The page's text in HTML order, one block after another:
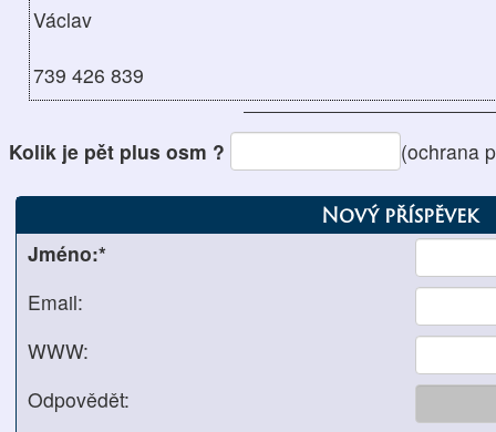
Václav
739 426 839
Kolik je pět plus osm ? (ochrana
Nový příspěvek
Jméno:*
Email:
WWW:
Odpovědět: